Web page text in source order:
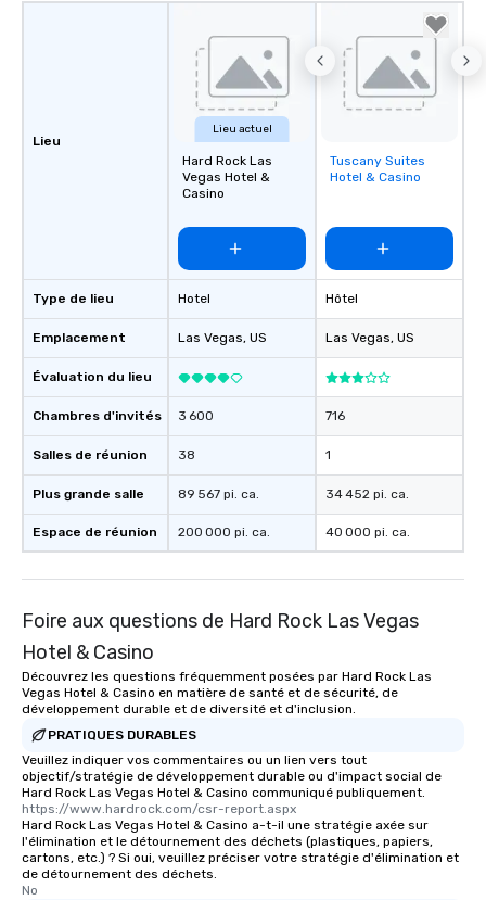
Lieu
Type de lieu
Emplacement
Évaluation du lieu
Chambres d'invités
Salles de réunion
Plus grande salle
Espace de réunion
Lieu actuel
Hard Rock Las
Vegas Hotel &
Casino
Hotel
Las Vegas, US
3 600
38
89 567 pi. ca.
200 000 pi. ca.
Removed from
favorites
Tuscany Suites
Hotel & Casino
Hôtel
Las Vegas, US
716
1
34 452 pi. ca.
40 000 pi. ca.
Foire aux questions de Hard Rock Las Vegas
Hotel & Casino
Découvrez les questions fréquemment posées par Hard Rock Las
Vegas Hotel & Casino en matière de santé et de sécurité, de
développement durable et de diversité et d'inclusion.
PRATIQUES DURABLES
Veuillez indiquer vos commentaires ou un lien vers tout
objectif/stratégie de développement durable ou d'impact social de
Hard Rock Las Vegas Hotel & Casino communiqué publiquement.
https://www.hardrock.com/csr-report.aspx
Hard Rock Las Vegas Hotel & Casino a-t-il une stratégie axée sur
l'élimination et le détournement des déchets (plastiques, papiers,
cartons, etc.) ? Si oui, veuillez préciser votre stratégie d'élimination et
de détournement des déchets.
No